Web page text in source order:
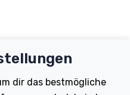
dir das bestmögliche